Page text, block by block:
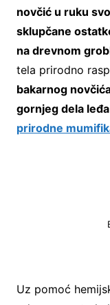
novčić u ruku
sklupčane
na drevnom
tela prirodno
bakarnog
gornjeg dela leđa
prirodne
Uz pomoć